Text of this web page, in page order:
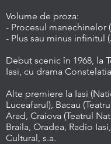
Volume de proza:
- Procesul manechinelor
- Plus sau minus infinitul
Debut scenic în 1968, la
Iasi, cu drama
Alte premiere la Iasi
Luceafarul), Bacau
Arad, Craiova (Teatrul
Braila, Oradea, Radio
Cultural, s.a.